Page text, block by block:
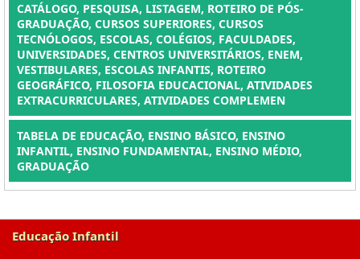
CATÁLOGO, PESQUISA, LISTAGEM, ROTEIRO DE PÓS-
GRADUAÇÃO, CURSOS SUPERIORES, CURSOS
TECNÓLOGOS, ESCOLAS, COLÉGIOS, FACULDADES,
UNIVERSIDADES, CENTROS UNIVERSITÁRIOS, ENEM,
VESTIBULARES, ESCOLAS INFANTIS, ROTEIRO
GEOGRÁFICO, FILOSOFIA EDUCACIONAL, ATIVIDADES
EXTRACURRICULARES, ATIVIDADES COMPLEMEN
TABELA DE EDUCAÇÃO, ENSINO BÁSICO, ENSINO
INFANTIL, ENSINO FUNDAMENTAL, ENSINO MÉDIO,
GRADUAÇÃO
Educação Infantil